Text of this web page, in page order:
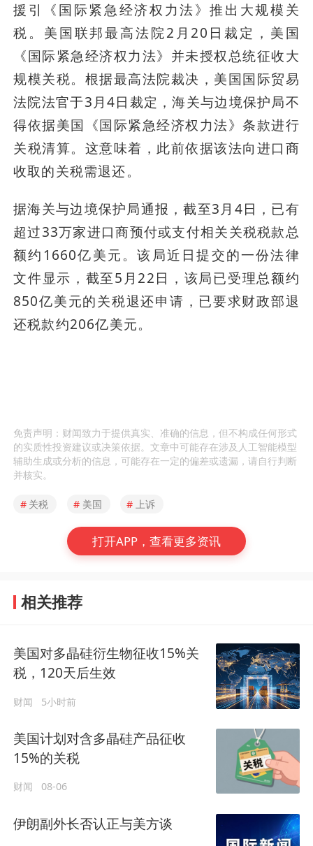
援引《国际紧急经济权力法》推出大规模关
税。美国联邦最高法院2月20日裁定，美国
《国际紧急经济权力法》并未授权总统征收大
规模关税。根据最高法院裁决，美国国际贸易
法院法官于3月4日裁定，海关与边境保护局不
得依据美国《国际紧急经济权力法》条款进行
关税清算。这意味着，此前依据该法向进口商
收取的关税需退还。
据海关与边境保护局通报，截至3月4日，已有
超过33万家进口商预付或支付相关关税税款总
额约1660亿美元。该局近日提交的一份法律
文件显示，截至5月22日，该局已受理总额约
850亿美元的关税退还申请，已要求财政部退
还税款约206亿美元。
免责声明：财闻致力于提供真实、准确的信息，但不构成任何形式
的实质性投资建议或决策依据。文章中可能存在涉及人工智能模型
辅助生成或分析的信息，可能存在一定的偏差或遗漏，请自行判断
并核实。
# 关税 # 美国 # 上诉
打开APP，查看更多资讯
相关推荐
美国对多晶硅衍生物征收15%关
税，120天后生效
财闻 5小时前
美国计划对含多晶硅产品征收
15%的关税
财闻 08-06
伊朗副外长否认正与美方谈